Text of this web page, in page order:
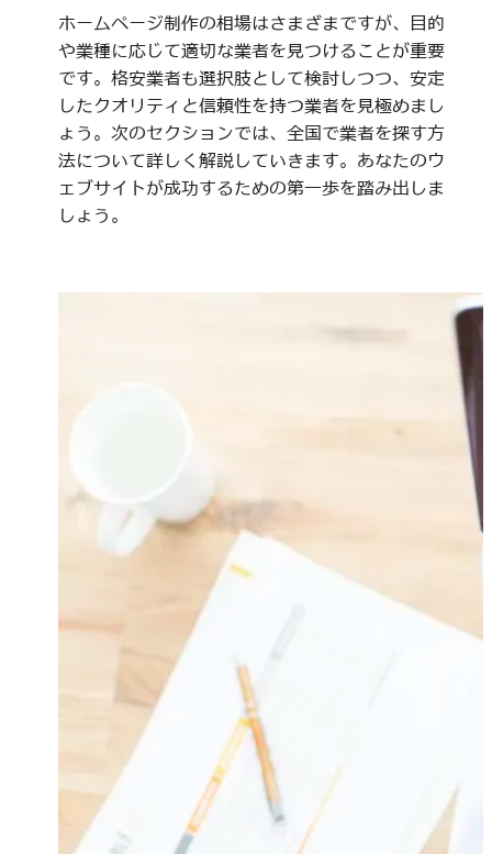
ホームページ制作の相場はさまざまですが、目的
や業種に応じて適切な業者を見つけることが重要
です。格安業者も選択肢として検討しつつ、安定
したクオリティと信頼性を持つ業者を見極めまし
ょう。次のセクションでは、全国で業者を探す方
法について詳しく解説していきます。あなたのウ
ェブサイトが成功するための第一歩を踏み出しま
しょう。